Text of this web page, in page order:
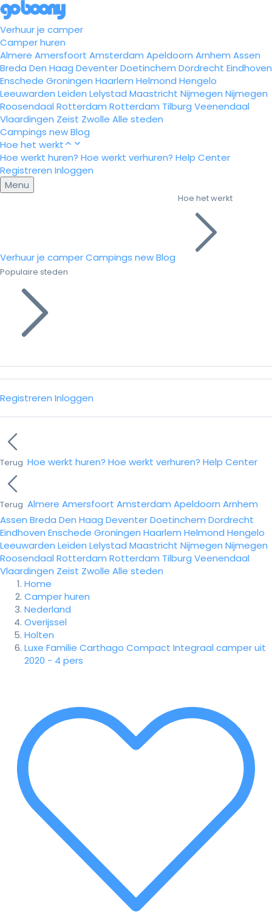
Verhuur je camper
Camper huren
Almere Amersfoort Amsterdam Apeldoorn Arnhem Assen
Breda Den Haag DeventerDoetinchem Dordrecht Eindhoven
Enschede Groningen Haarlem Helmond Hengelo
Leeuwarden Leiden Lelystad Maastricht Nijmegen Nijmegen
Roosendaal Rotterdam Rotterdam Tilburg Veenendaal
Vlaardingen Zeist Zwolle Alle steden
Campings newBlog
Hoe het werkt
Hoe werkt huren? Hoe werkt verhuren? Help Center
Registreren Inloggen
Menu
Verhuur je camperCampings newBlog
Hoe het werkt
Populaire steden
Registreren Inloggen
Terug Hoe werkt huren? Hoe werkt verhuren? Help Center
Terug Almere Amersfoort Amsterdam Apeldoorn Arnhem
Assen Breda Den Haag DeventerDoetinchem Dordrecht
Eindhoven Enschede Groningen Haarlem Helmond Hengelo
Leeuwarden Leiden Lelystad Maastricht Nijmegen Nijmegen
Roosendaal Rotterdam Rotterdam Tilburg Veenendaal
Vlaardingen Zeist Zwolle Alle steden
Home
Camper huren
Nederland
Overijssel
Holten
Luxe Familie Carthago Compact Integraal camper uit
2020 - 4 pers